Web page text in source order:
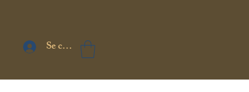
Se connecter